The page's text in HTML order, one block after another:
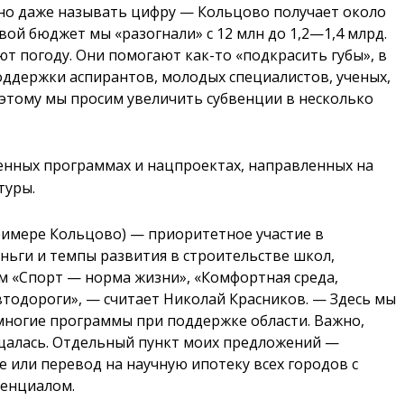
даже называть цифру — Кольцово получает около
бюджет мы «разогнали» с 12 млн до 1,2—1,4 млрд.
погоду. Они помогают как-то «подкрасить губы», в
аспирантов, молодых специалистов, ученых,
мы просим увеличить субвенции в несколько
программах и нацпроектах, направленных на
Кольцово) —приоритетное участие в
и темпы развития в строительстве школ,
«Спорт —норма жизни», «Комфортная среда,
—считает Николай Красников. —Здесь мы
программы при поддержке области. Важно,
Отдельный пункт моих предложений —
перевод на научную ипотеку всех городов с